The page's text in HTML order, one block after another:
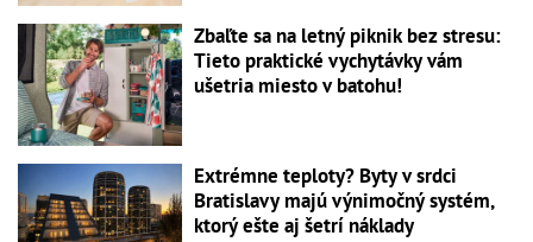
Zbaľte sa na letný piknik bez stresu:
Tieto praktické vychytávky vám
ušetria miesto v batohu!
Extrémne teploty? Byty v srdci
Bratislavy majú výnimočný systém,
ktorý ešte aj šetrí náklady